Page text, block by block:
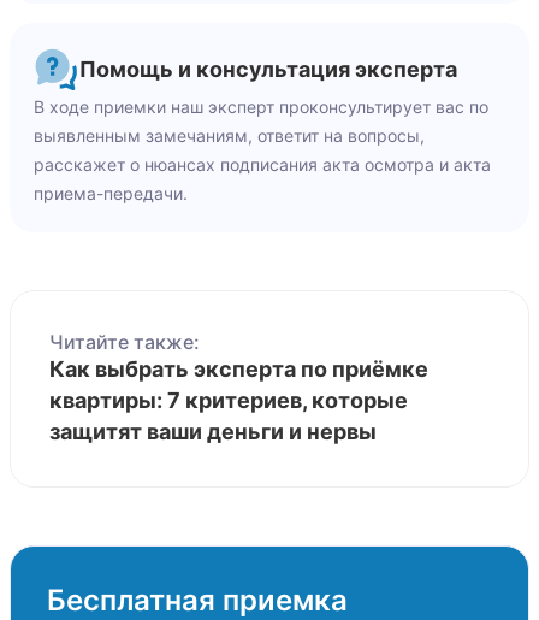
Помощь и консультация эксперта
В ходе приемки наш эксперт проконсультирует вас по
выявленным замечаниям, ответит на вопросы,
расскажет о нюансах подписания акта осмотра и акта
приема-передачи.
Читайте также:
Как выбрать эксперта по приёмке
квартиры: 7 критериев, которые
защитят ваши деньги и нервы
Бесплатная приемка